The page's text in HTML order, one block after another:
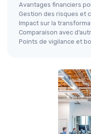
Avantages financiers
Gestion des risques et
Impact sur la
Comparaison avec
Points de vigilance et